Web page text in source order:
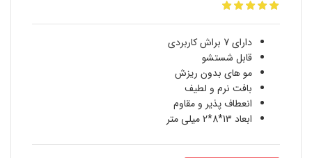
دارای 7 براش کاربردی
قابل شستشو
مو های بدون ریزش
بافت نرم و لطیف
انعطاف پذیر و مقاوم
ابعاد 13*8*2 میلی متر